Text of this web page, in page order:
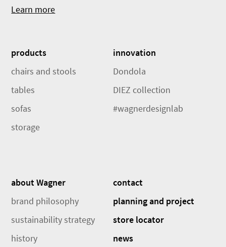
Learn more
products
chairs and stools
tables
sofas
storage
innovation
Dondola
DIEZ collection
#wagnerdesignlab
about Wagner
brand philosophy
sustainability strategy
history
contact
planning and project
store locator
news